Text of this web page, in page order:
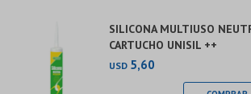
SILICONA MULTIUSO
CARTUCHO UNISIL ++
USD 5,60